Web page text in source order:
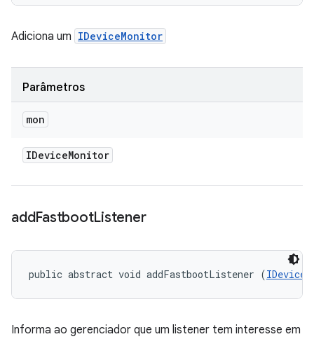
Adiciona um IDeviceMonitor
Parâmetros
mon
IDeviceMonitor
addFastbootListener
public abstract void addFastbootListener (
Informa ao gerenciador que um listener tem interesse em